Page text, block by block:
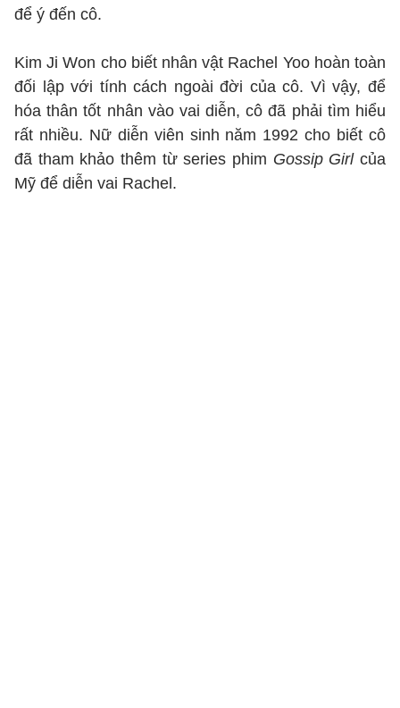
để ý đến cô.
Kim Ji Won cho biết nhân vật Rachel Yoo hoàn toàn
đối lập với tính cách ngoài đời của cô. Vì vậy, để
hóa thân tốt nhân vào vai diễn, cô đã phải tìm hiểu
rất nhiều. Nữ diễn viên sinh năm 1992 cho biết cô
đã tham khảo thêm từ series phim Gossip Girlcủa
Mỹ để diễn vai Rachel.